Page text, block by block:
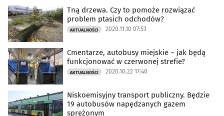
Tną drzewa. Czy to pomoże rozwiązać
problem ptasich odchodów?
AKTUALNOŚCI 2020.11.10 07:53
Cmentarze, autobusy miejskie – jak będą
funkcjonować w czerwonej strefie?
AKTUALNOŚCI 2020.10.22 17:40
Niskoemisyjny transport publiczny. Będzie
19 autobusów napędzanych gazem
sprężonym